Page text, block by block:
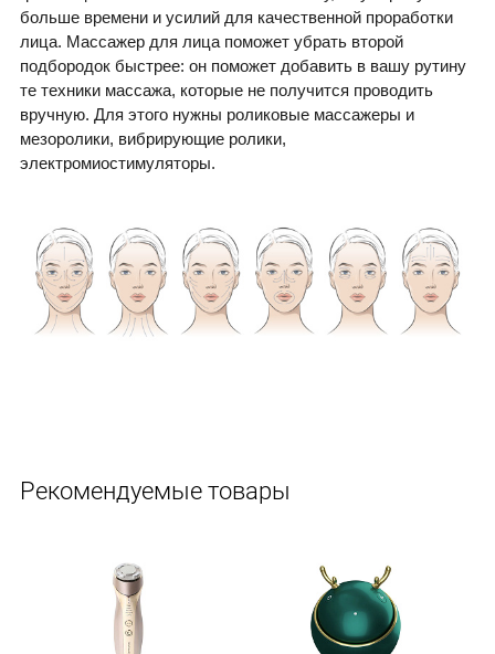
больше времени и усилий для качественной проработки
лица. Массажер для лица поможет убрать второй
подбородок быстрее: он поможет добавить в вашу рутину
те техники массажа, которые не получится проводить
вручную. Для этого нужны роликовые массажеры и
мезоролики, вибрирующие ролики,
электромиостимуляторы.
Рекомендуемые товары